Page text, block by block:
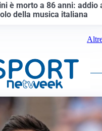
è morto a 86 anni: addio
della musica italiana